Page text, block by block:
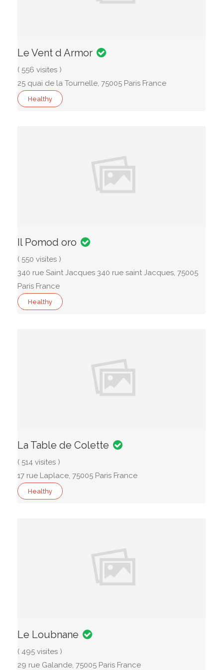
Le Vent d Armor
( 556 visites )
25 quai de la Tournelle, 75005 Paris France
Healthy
Il Pomod oro
( 550 visites )
340 rue Saint Jacques 340 rue saint Jacques, 75005
Paris France
Healthy
La Table de Colette
( 514 visites )
17 rue Laplace, 75005 Paris France
Healthy
Le Loubnane
( 495 visites )
29 rue Galande, 75005 Paris France